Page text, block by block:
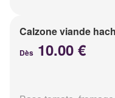
Calzone viande
Dès 10.00 €